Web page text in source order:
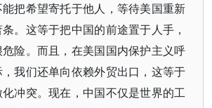
把希望寄托于他人，等待美国重新
。这等于把中国的前途置于人手，
险。而且，在美国国内保护主义呼
我们还单向依赖外贸出口，这等于
冲突。现在，中国不仅是世界的工